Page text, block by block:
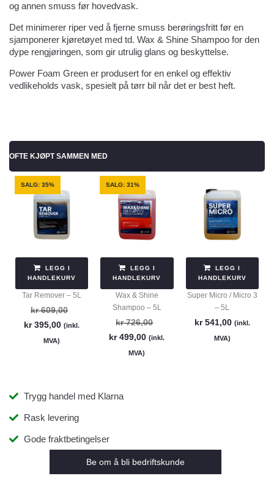
og annen smuss før hovedvask.
Det minimerer riper ved å fjerne smuss berøringsfritt før en
sjamponerer kjøretøyet med td. Wax & Shine Shampoo for den
dype rengjøringen, som gir utrulig glans og beskyttelse.
Power Foam Green er produsert for en enkel og effektiv
vedlikeholds vask, spesielt på tørr bil når det er best heft.
OFTE KJØPT SAMMEN MED
SALG: 35%
LEGG I
HANDLEKURV
Tar Remover – 5L
kr609,00
kr395,00 (inkl.
MVA)
SALG: 31%
LEGG I
HANDLEKURV
Wax & Shine
Shampoo – 5L
kr726,00
kr499,00 (inkl.
MVA)
LEGG I
HANDLEKURV
Super Micro / Micro 3
– 5L
kr541,00 (inkl.
MVA)
Trygg handel med Klarna
Rask levering
Gode fraktbetingelser
Be om å bli bedriftskunde